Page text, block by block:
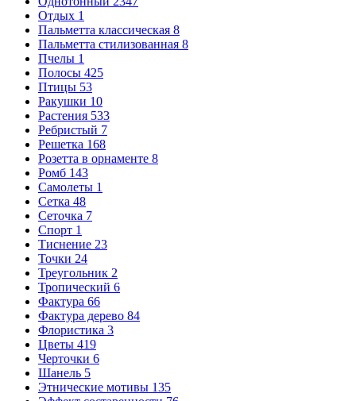
Отдых 1
Пальметта классическая 8
Пальметта стилизованная 8
Пчелы 1
Полосы 425
Птицы 53
Ракушки 10
Растения 533
Ребристый 7
Решетка 168
Розетта в орнаменте 8
Ромб 143
Самолеты 1
Сетка 48
Сеточка 7
Спорт 1
Тиснение 23
Точки 24
Треугольник 2
Тропический 6
Фактура 66
Фактура дерево 84
Флористика 3
Цветы 419
Черточки 6
Шанель 5
Этнические мотивы 135